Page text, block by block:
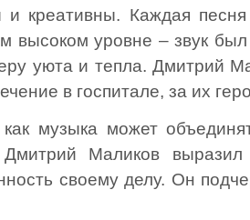
креативны. Каждая
высоком уровне – звук
уюта и тепла. Дмитрий
в госпитале, за их
музыка может
Маликов выразил
своему делу. Он